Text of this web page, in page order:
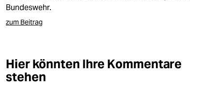
Bundeswehr.
zum Beitrag
Hier könnten Ihre Kommentare
stehen